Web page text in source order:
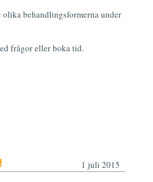
olika behandlingsformerna under
frågor eller boka tid.
1 juli 2015